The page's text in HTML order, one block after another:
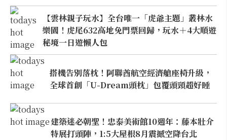
【雲林親子玩水】全台唯一「虎爺主題」叢林水
樂園！虎尾632高地免門票回歸，玩水＋4大順遊
秘境一日遊懶人包
搭機告別落枕！阿聯酋航空經濟艙座椅升級，
全球首創「U-Dream頭枕」包覆頭頸超好睡
建築迷必朝聖！忠泰美術館10週年：藤本壯介
特展打頭陣，1:5大屋根8月震撼空降台北